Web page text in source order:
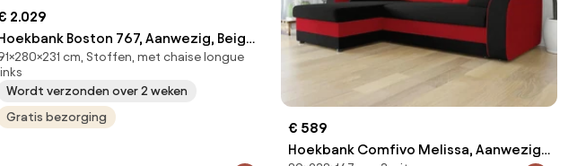
2.029
Boston 767, Aanwezig, Beige,
280x231x91cm, 164 kg,
Metaal
cm, Stoffen, met chaise longue
links
Wordt verzonden over 2 weken
Gratis bezorging
€ 589
Hoekbank Comfivo Melissa, Aanwezig,